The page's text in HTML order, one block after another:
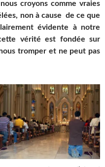
croyons comme vraies
non à cause de ce que
évidente à notre
vérité est fondée sur
tromper et ne peut pas